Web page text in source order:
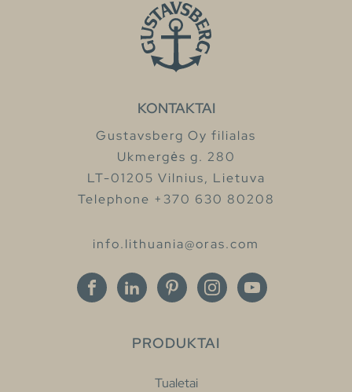
KONTAKTAI
Gustavsberg Oy filialas
Ukmergės g. 280
LT-01205 Vilnius, Lietuva
Telephone +370 630 80208
info.lithuania@oras.com
PRODUKTAI
Tualetai